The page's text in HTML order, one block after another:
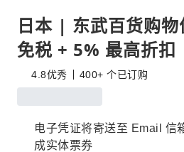
日本 | 东武百货购
免税 + 5% 最高折扣
4.8优秀 400+ 个已订购
电子凭证将寄送至 Email 信
成实体票券